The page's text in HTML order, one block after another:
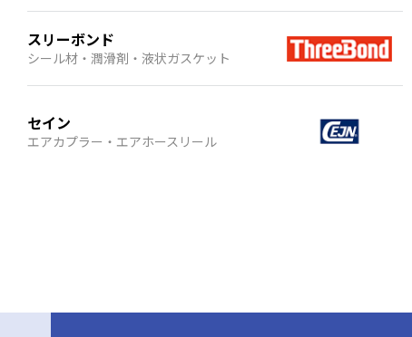
スリーボンド
シール材・潤滑剤・液状ガスケット
セイン
エアカプラー・エアホースリール